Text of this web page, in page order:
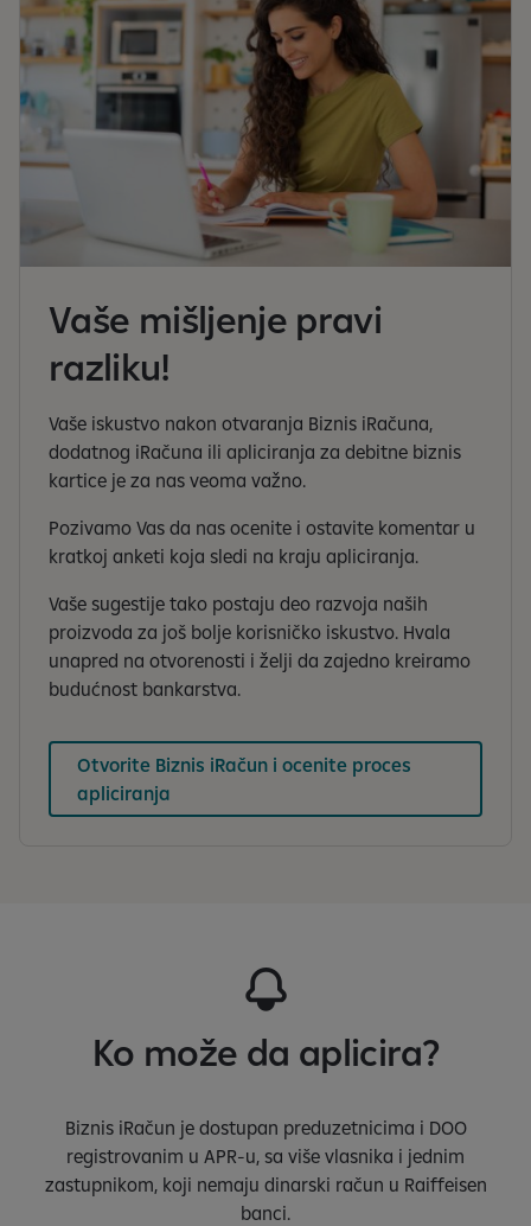
Vaše mišljenje pravi
razliku!
Vaše iskustvo nakon otvaranja Biznis iRačuna,
dodatnog iRačuna ili apliciranja za debitne biznis
kartice je za nas veoma važno.
Pozivamo Vas da nas ocenite i ostavite komentar u
kratkoj anketi koja sledi na kraju apliciranja.
Vaše sugestije tako postaju deo razvoja naših
proizvoda za još bolje korisničko iskustvo. Hvala
unapred na otvorenosti i želji da zajedno kreiramo
budućnost bankarstva.
Otvorite Biznis iRačun i ocenite proces
apliciranja
Ko može da aplicira?
Biznis iRačun je dostupan preduzetnicima i DOO
registrovanim u APR-u, sa više vlasnika i jednim
zastupnikom, koji nemaju dinarski račun u Raiffeisen
banci.